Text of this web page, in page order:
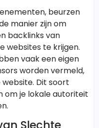
beurzen
manier zijn om
backlinks van
websites te krijgen.
vaak een eigen
worden vermeld,
Dit soort
om je lokale autoriteit